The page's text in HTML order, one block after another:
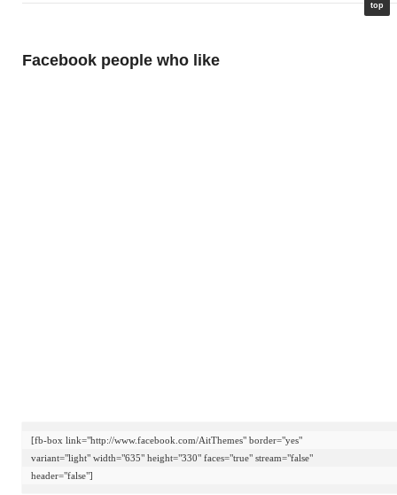
top
Facebook people who like
[fb-box link="http://www.facebook.com/AitThemes" border="yes"
variant="light" width="635" height="330" faces="true" stream="false"
header="false"]